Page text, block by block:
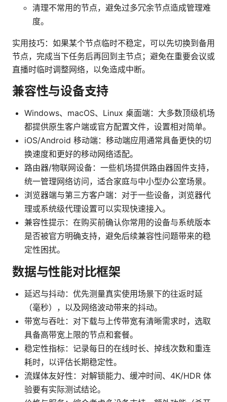
清理不常用的节点，避免过多冗余节点造成管理难
度。
实用技巧：如果某个节点临时不稳定，可以先切换到备用
节点，完成当下任务后再回到主节点；避免在重要会议或
直播时临时调整网络，以免造成中断。
兼容性与设备支持
Windows、macOS、Linux 桌面端：大多数顶级机场
都提供原生客户端或官方配置文件，设置相对简单。
iOS/Android 移动端：移动端应用通常具备更快的切
换速度和更好的移动网络适配。
路由器/物联网设备：一些机场提供路由器固件支持，
统一管理网络访问，适合家庭与中小型办公室场景。
浏览器端与第三方客户端：对于一些设备，浏览器代
理或系统级代理设置可以实现快速接入。
兼容性提示：在购买前确认你常用的设备与系统版本
是否被官方明确支持，避免后续兼容性问题带来的稳
定性困扰。
数据与性能对比框架
延迟与抖动：优先测量真实使用场景下的往返时延
（毫秒），以及网络波动带来的抖动。
带宽与吞吐：对下载与上传带宽有清晰需求时，选取
具备高带宽上限的节点和套餐。
稳定性指标：记录每日的在线时长、掉线次数和重连
耗时，以评估长期稳定性。
流媒体友好性：对解锁能力、缓冲时间、4K/HDR 体
验要有实际测试结论。